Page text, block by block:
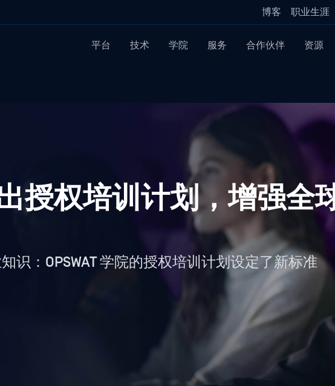
博客 职业生涯
平台 技术 学院 服务 合作伙伴 资源
授权培训计划，增强全
识：OPSWAT 学院的授权培训计划设定了新标准